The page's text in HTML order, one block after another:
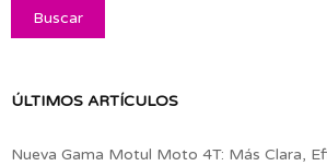
ÚLTIMOS ARTÍCULOS
Nueva Gama Motul Moto 4T: Más Clara,